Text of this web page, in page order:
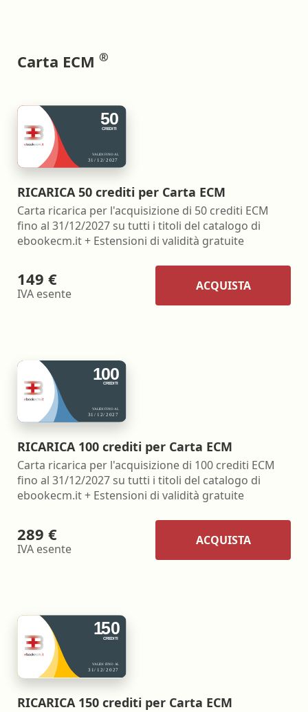
Carta ECM ®
RICARICA 50 crediti per Carta ECM
Carta ricarica per l'acquisizione di 50 crediti ECM
fino al 31/12/2027 su tutti i titoli del catalogo di
ebookecm.it + Estensioni di validità gratuite
149 €
IVA esente
ACQUISTA
RICARICA 100 crediti per Carta ECM
Carta ricarica per l'acquisizione di 100 crediti ECM
fino al 31/12/2027 su tutti i titoli del catalogo di
ebookecm.it + Estensioni di validità gratuite
289 €
IVA esente
ACQUISTA
RICARICA 150 crediti per Carta ECM